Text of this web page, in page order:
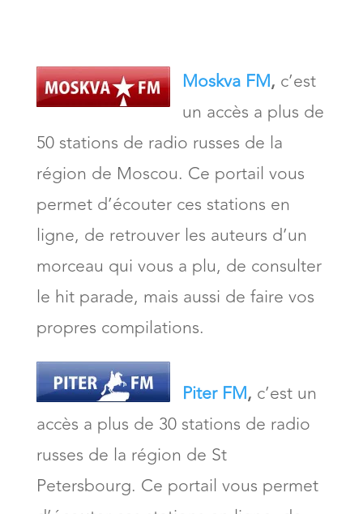
Moskva FM, c’est
un accès a plus de
50 stations de radio russes de la
région de Moscou. Ce portail vous
permet d’écouter ces stations en
ligne, de retrouver les auteurs d’un
morceau qui vous a plu, de consulter
le hit parade, mais aussi de faire vos
propres compilations.
Piter FM, c’est un
accès a plus de 30 stations de radio
russes de la région de St
Petersbourg. Ce portail vous permet